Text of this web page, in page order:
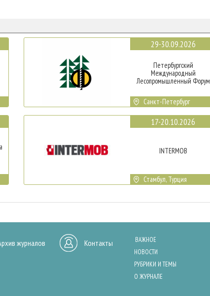
29-30.09.2026
Петербургский
Международный
Лесопромышленный Форум
Санкт-Петербург
17-20.10.2026
INTERMOB
Стамбул, Турция
журналов Контакты
ВАЖНОЕ
НОВОСТИ
РУБРИКИ И ТЕМЫ
О ЖУРНАЛЕ